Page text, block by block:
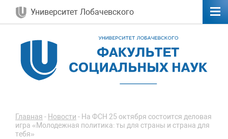
Университет Лобачевского
Главная - Новости - На ФСН 25 октября состоится деловая
игра «Молодежная политика: ты для страны и страна для
тебя»